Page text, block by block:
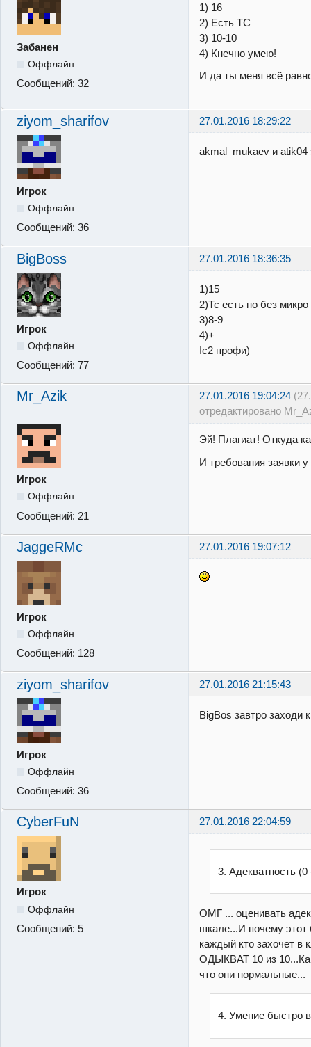
Забанен
Оффлайн
Сообщений: 32
1) 16
2) Есть ТС
3) 10-10
4) Кнечно умею!
И да ты меня всё
ziyom_sharifov 27.01.2016 18:29:22
Игрок
Оффлайн
Сообщений: 36
akmal_mukaev и atik04
BigBoss 27.01.2016 18:36:35
Игрок
Оффлайн
Сообщений: 77
1)15
2)Тс есть но без микро
3)8-9
4)+
Ic2 профи)
Mr_Azik 27.01.2016 19:04:24
отредактировано
Игрок
Оффлайн
Сообщений: 21
Эй! Плагиат! Откуда
И требования заявки у
JaggeRMc 27.01.2016 19:07:12
Игрок
Оффлайн
Сообщений: 128
ziyom_sharifov 27.01.2016 21:15:43
Игрок
Оффлайн
Сообщений: 36
BigBos завтро заходи
CyberFuN 27.01.2016 22:04:59
Игрок
Оффлайн
Сообщений: 5
3. Адекватность (0
ОМГ ... оценивать
шкале...И почему этот
каждый кто захочет в
ОДЫКВАТ 10 из
что они нормальные...
4. Умение быстро